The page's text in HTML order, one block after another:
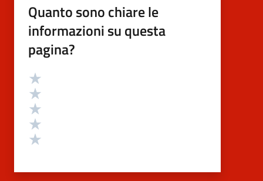
Quanto sono chiare le
informazioni su questa
pagina?
Valutazione